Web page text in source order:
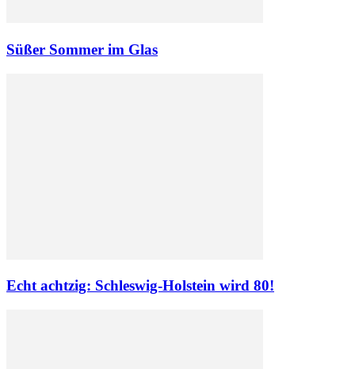
Süßer Sommer im Glas
Echt achtzig: Schleswig-Holstein wird 80!